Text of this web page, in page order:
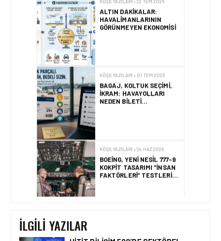
PARÇALARA AYIRIYOR?
TAMAMLADI
İLGILI YAZILAR